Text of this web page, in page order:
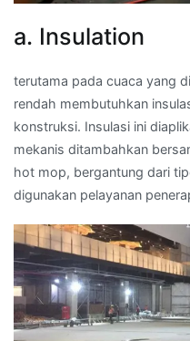
a. Insulation
terutama pada cuaca yang
rendah membutuhkan
konstruksi. Insulasi ini
mekanis ditambahkan
hot mop, bergantung dari
digunakan pelayanan